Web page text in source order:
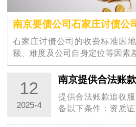
石家庄讨债公司的收费标准因
额、难度及公司自身定位等因素
没有统一的法定收费标准，且…
12
2025-4
提供合法账款追收
备以下条件：资质